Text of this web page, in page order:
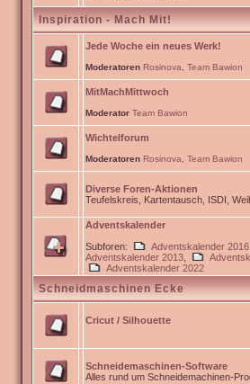
Inspiration - Mach Mit!
Jede Woche ein neues Werk!
Moderatoren Rosinova Team Bawion
MitMachMittwoch
Moderator Team Bawion
Wichtelforum
Moderatoren Rosinova Team Bawion
Diverse Foren-Aktionen
Teufelskreis, Kartentausch, ISDI,
Adventskalender
Subforen:
Adventskalender 2016
Adventskalender 2013
Adventskalender 2022
Schneidmaschinen Ecke
Cricut / Silhouette
Schneidemaschinen-Software
Alles rund um Schneidemachinen-